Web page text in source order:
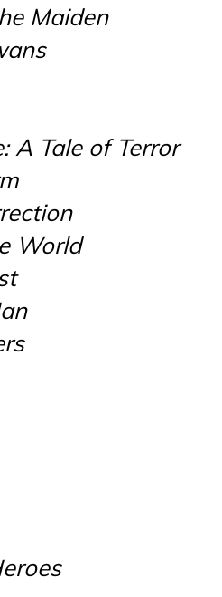
Maiden
A Tale of Terror
World